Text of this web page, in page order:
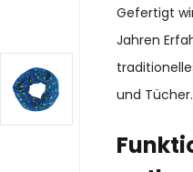
Gefertigt
Jahren
und Tücher.